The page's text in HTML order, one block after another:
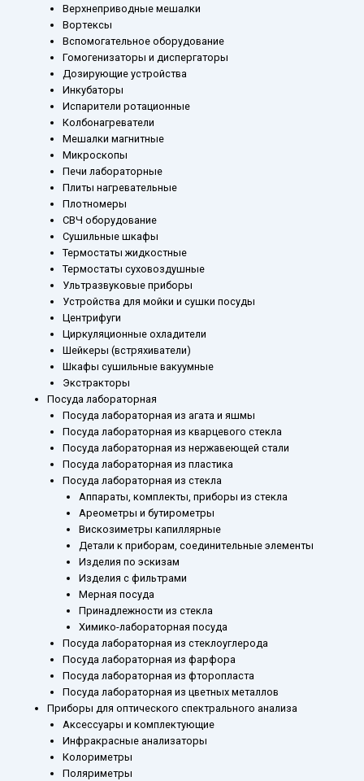
Верхнеприводные мешалки
Вортексы
Вспомогательное оборудование
Гомогенизаторы и диспергаторы
Дозирующие устройства
Инкубаторы
Испарители ротационные
Колбонагреватели
Мешалки магнитные
Микроскопы
Печи лабораторные
Плиты нагревательные
Плотномеры
СВЧ оборудование
Сушильные шкафы
Термостаты жидкостные
Термостаты суховоздушные
Ультразвуковые приборы
Устройства для мойки и сушки посуды
Центрифуги
Циркуляционные охладители
Шейкеры (встряхиватели)
Шкафы сушильные вакуумные
Экстракторы
Посуда лабораторная
Посуда лабораторная из агата и яшмы
Посуда лабораторная из кварцевого стекла
Посуда лабораторная из нержавеющей стали
Посуда лабораторная из пластика
Посуда лабораторная из стекла
Аппараты, комплекты, приборы из стекла
Ареометры и бутирометры
Вискозиметры капиллярные
Детали к приборам, соединительные элементы
Изделия по эскизам
Изделия с фильтрами
Мерная посуда
Принадлежности из стекла
Химико-лабораторная посуда
Посуда лабораторная из стеклоуглерода
Посуда лабораторная из фарфора
Посуда лабораторная из фторопласта
Посуда лабораторная из цветных металлов
Приборы для оптического спектрального анализа
Аксессуары и комплектующие
Инфракрасные анализаторы
Колориметры
Поляриметры